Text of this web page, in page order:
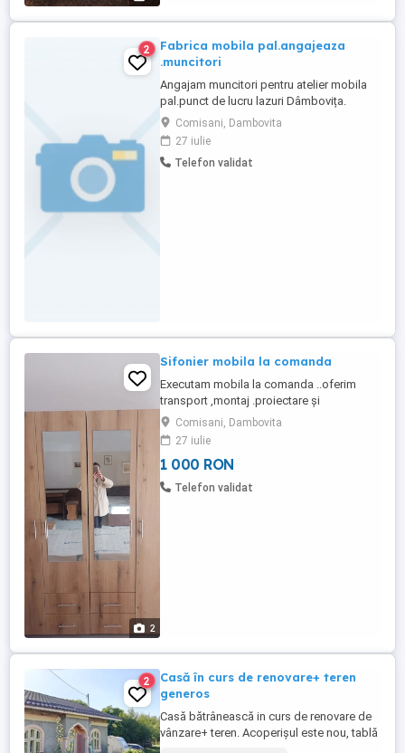
2
Fabrica mobila pal.angajeaza
.muncitori
Angajam muncitori pentru atelier mobila
pal.punct de lucru lazuri Dâmbovița.
asiguram suport să învățați o meserie .
Comisani, Dambovita
27 iulie
Telefon validat
2
Sifonier mobila la comanda
Executam mobila la comanda ..oferim
transport ,montaj .proiectare și
consultanță
Comisani, Dambovita
27 iulie
1 000 RON
Telefon validat
2
Casă în curs de renovare+ teren
generos
Casă bătrânească in curs de renovare de
vânzare+ teren. Acoperișul este nou, tablă